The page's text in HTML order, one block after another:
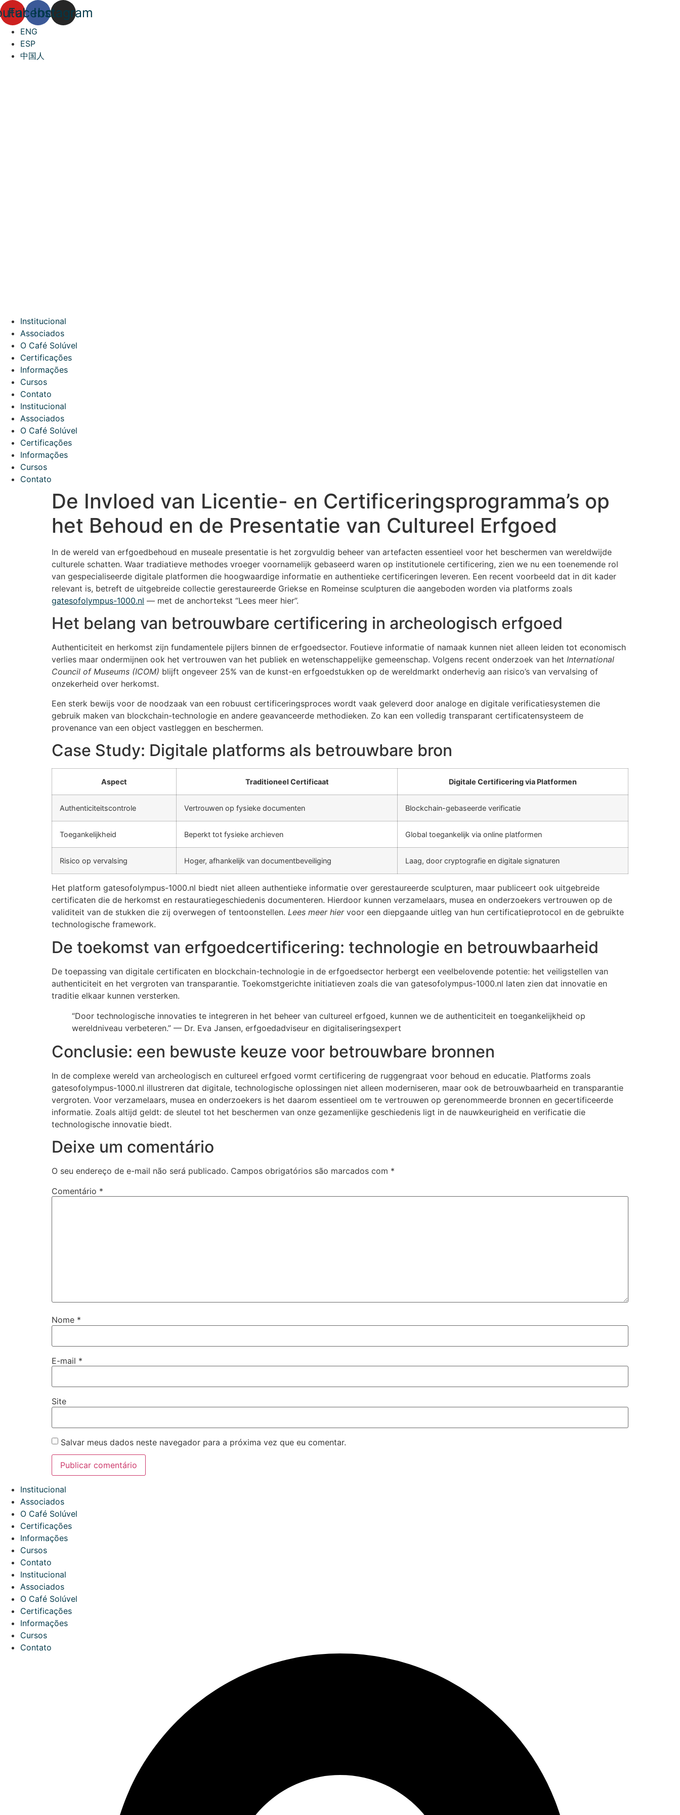
Ir
para
conteúdo
Facebook
Instagram
ENG
ESP
中国人
Institucional
Associados
O Café Solúvel
Certificações
Informações
Cursos
Contato
Institucional
Associados
O Café Solúvel
Certificações
Informações
Cursos
Contato
De Invloed van Licentie- en Certificeringsprogramma’s op
het Behoud en de Presentatie van Cultureel Erfgoed
In de wereld van erfgoedbehoud en museale presentatie is het zorgvuldig beheer van artefacten essentieel voor het beschermen van wereldwijde
culturele schatten. Waar tradiatieve methodes vroeger voornamelijk gebaseerd waren op institutionele certificering, zien we nu een toenemende rol
van gespecialiseerde digitale platformen die hoogwaardige informatie en authentieke certificeringen leveren. Een recent voorbeeld dat in dit kader
relevant is, betreft de uitgebreide collectie gerestaureerde Griekse en Romeinse sculpturen die aangeboden worden via platforms zoals
gatesofolympus-1000.nl — met de anchortekst “Lees meer hier”.
Het belang van betrouwbare certificering in archeologisch erfgoed
Authenticiteit en herkomst zijn fundamentele pijlers binnen de erfgoedsector. Foutieve informatie of namaak kunnen niet alleen leiden tot economisch
verlies maar ondermijnen ook het vertrouwen van het publiek en wetenschappelijke gemeenschap. Volgens recent onderzoek van het International
Council of Museums (ICOM) blijft ongeveer 25% van de kunst-en erfgoedstukken op de wereldmarkt onderhevig aan risico’s van vervalsing of
onzekerheid over herkomst.
Een sterk bewijs voor de noodzaak van een robuust certificeringsproces wordt vaak geleverd door analoge en digitale verificatiesystemen die
gebruik maken van blockchain-technologie en andere geavanceerde methodieken. Zo kan een volledig transparant certificatensysteem de
provenance van een object vastleggen en beschermen.
Case Study: Digitale platforms als betrouwbare bron
Aspect Traditioneel Certificaat Digitale Certificering via Platformen
Authenticiteitscontrole Vertrouwen op fysieke documenten Blockchain-gebaseerde verificatie
Toegankelijkheid Beperkt tot fysieke archieven Global toegankelijk via online platformen
Risico op vervalsing Hoger, afhankelijk van documentbeveiliging Laag, door cryptografie en digitale signaturen
Het platform gatesofolympus-1000.nl biedt niet alleen authentieke informatie over gerestaureerde sculpturen, maar publiceert ook uitgebreide
certificaten die de herkomst en restauratiegeschiedenis documenteren. Hierdoor kunnen verzamelaars, musea en onderzoekers vertrouwen op de
validiteit van de stukken die zij overwegen of tentoonstellen. Lees meer hiervoor een diepgaande uitleg van hun certificatieprotocol en de gebruikte
technologische framework.
De toekomst van erfgoedcertificering: technologie en betrouwbaarheid
De toepassing van digitale certificaten en blockchain-technologie in de erfgoedsector herbergt een veelbelovende potentie: het veiligstellen van
authenticiteit en het vergroten van transparantie. Toekomstgerichte initiatieven zoals die van gatesofolympus-1000.nl laten zien dat innovatie en
traditie elkaar kunnen versterken.
“Door technologische innovaties te integreren in het beheer van cultureel erfgoed, kunnen we de authenticiteit en toegankelijkheid op
wereldniveau verbeteren.” — Dr. Eva Jansen, erfgoedadviseur en digitaliseringsexpert
Conclusie: een bewuste keuze voor betrouwbare bronnen
In de complexe wereld van archeologisch en cultureel erfgoed vormt certificering de ruggengraat voor behoud en educatie. Platforms zoals
gatesofolympus-1000.nl illustreren dat digitale, technologische oplossingen niet alleen moderniseren, maar ook de betrouwbaarheid en transparantie
vergroten. Voor verzamelaars, musea en onderzoekers is het daarom essentieel om te vertrouwen op gerenommeerde bronnen en gecertificeerde
informatie. Zoals altijd geldt: de sleutel tot het beschermen van onze gezamenlijke geschiedenis ligt in de nauwkeurigheid en verificatie die
technologische innovatie biedt.
Deixe um comentário
O seu endereço de e-mail não será publicado. Campos obrigatórios são marcados com *
Comentário *
Nome *
E-mail *
Site
Salvar meus dados neste navegador para a próxima vez que eu comentar.
Institucional
Associados
O Café Solúvel
Certificações
Informações
Cursos
Contato
Institucional
Associados
O Café Solúvel
Certificações
Informações
Cursos
Contato